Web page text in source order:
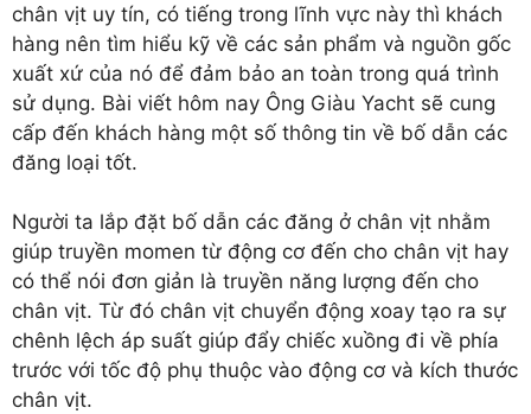
chân vịt uy tín, có tiếng trong lĩnh vực này thì khách
hàng nên tìm hiểu kỹ về các sản phẩm và nguồn gốc
xuất xứ của nó để đảm bảo an toàn trong quá trình
sử dụng. Bài viết hôm nay Ông Giàu Yacht sẽ cung
cấp đến khách hàng một số thông tin về bố dẫn các
đăng loại tốt.
Người ta lắp đặt bố dẫn các đăng ở chân vịt nhằm
giúp truyền momen từ động cơ đến cho chân vịt hay
có thể nói đơn giản là truyền năng lượng đến cho
chân vịt. Từ đó chân vịt chuyển động xoay tạo ra sự
chênh lệch áp suất giúp đẩy chiếc xuồng đi về phía
trước với tốc độ phụ thuộc vào động cơ và kích thước
chân vịt.